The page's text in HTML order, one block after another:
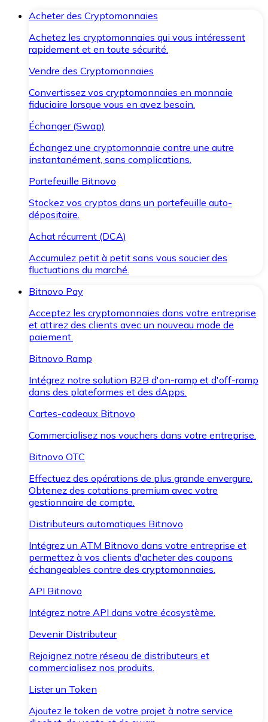
Acheter des Cryptomonnaies
Achetez les cryptomonnaies qui vous intéressent
rapidement et en toute sécurité.
Vendre des Cryptomonnaies
Convertissez vos cryptomonnaies en monnaie
fiduciaire lorsque vous en avez besoin.
Échanger (Swap)
Échangez une cryptomonnaie contre une autre
instantanément, sans complications.
Portefeuille Bitnovo
Stockez vos cryptos dans un portefeuille auto-
dépositaire.
Achat récurrent (DCA)
Accumulez petit à petit sans vous soucier des
fluctuations du marché.
Bitnovo Pay
Acceptez les cryptomonnaies dans votre entreprise
et attirez des clients avec un nouveau mode de
paiement.
Bitnovo Ramp
Intégrez notre solution B2B d'on-ramp et d'off-ramp
dans des plateformes et des dApps.
Cartes-cadeaux Bitnovo
Commercialisez nos vouchers dans votre entreprise.
Bitnovo OTC
Effectuez des opérations de plus grande envergure.
Obtenez des cotations premium avec votre
gestionnaire de compte.
Distributeurs automatiques Bitnovo
Intégrez un ATM Bitnovo dans votre entreprise et
permettez à vos clients d'acheter des coupons
échangeables contre des cryptomonnaies.
API Bitnovo
Intégrez notre API dans votre écosystème.
Devenir Distributeur
Rejoignez notre réseau de distributeurs et
commercialisez nos produits.
Lister un Token
Ajoutez le token de votre projet à notre service